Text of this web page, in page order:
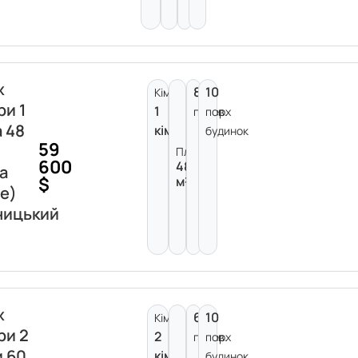
1
48
59
600
$
Кімнат:
1
кімната
Площа:
48
м²
8
поверх
10
пов.
будинок
2
Кімнат:
2
6
поверх
10
пов.